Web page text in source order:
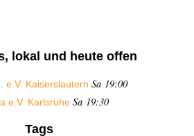
lokal und heute offen
e.V. Kaiserslautern Sa 19:00
e.V. Karlsruhe Sa 19:30
Tags